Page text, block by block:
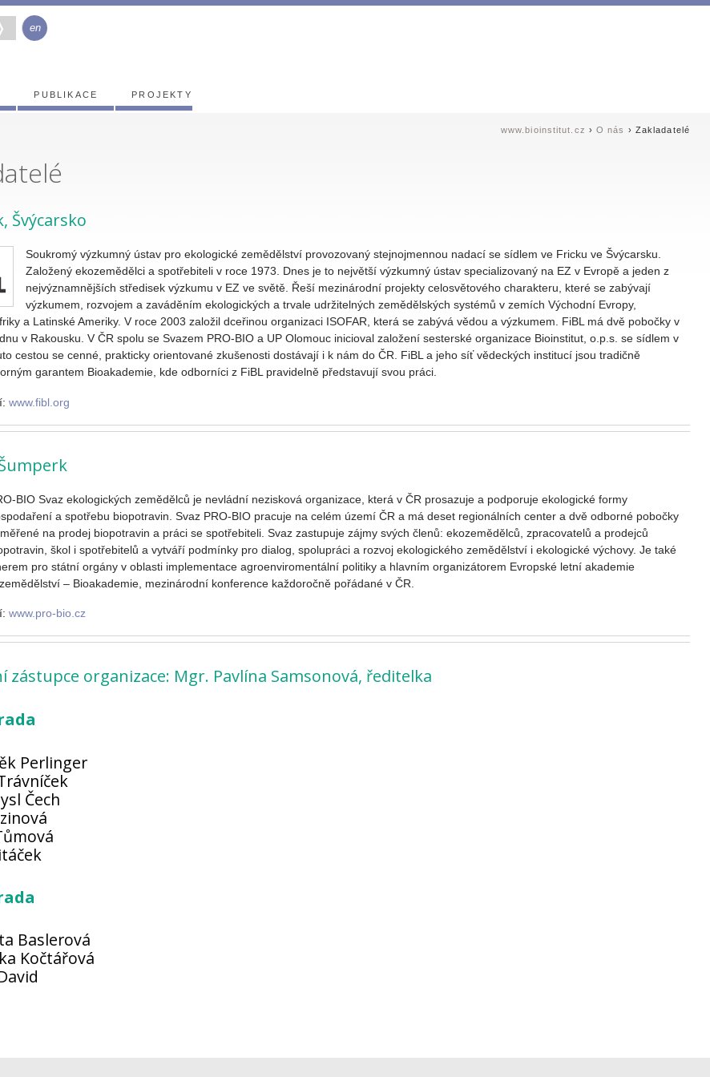
en
PUBLIKACE PROJEKTY
www.bioinstitut.cz ›O nás › Zakladatelé
Švýcarsko
Soukromý výzkumný ústav pro ekologické zemědělství provozovaný stejnojmennou nadací se sídlem ve Fricku ve Švýcarsku.
Založený ekozemědělci a spotřebiteli v roce 1973. Dnes je to největší výzkumný ústav specializovaný na EZ v Evropě a jeden z
nejvýznamnějších středisek výzkumu v EZ ve světě. Řeší mezinárodní projekty celosvětového charakteru, které se zabývají
výzkumem, rozvojem a zaváděním ekologických a trvale udržitelných zemědělských systémů v zemích Východní Evropy,
a Latinské Ameriky. V roce 2003 založil dceřinou organizaci ISOFAR, která se zabývá vědou a výzkumem. FiBL má dvě pobočky v
v Rakousku. V ČR spolu se Svazem PRO-BIO a UP Olomouc inicioval založení sesterské organizace Bioinstitut, o.p.s. se sídlem v
cestou se cenné, prakticky orientované zkušenosti dostávají i k nám do ČR. FiBL a jeho síť vědeckých institucí jsou tradičně
garantem Bioakademie, kde odborníci z FiBL pravidelně představují svou práci.
www.fibl.org
BIO Svaz ekologických zemědělců je nevládní nezisková organizace, která v ČR prosazuje a podporuje ekologické formy
a spotřebu biopotravin. Svaz PRO-BIO pracuje na celém území ČR a má deset regionálních center a dvě odborné pobočky
na prodej biopotravin a práci se spotřebiteli. Svaz zastupuje zájmy svých členů: ekozemědělců, zpracovatelů a prodejců
škol i spotřebitelů a vytváří podmínky pro dialog, spolupráci a rozvoj ekologického zemědělství i ekologické výchovy. Je také
pro státní orgány v oblasti implementace agroenviromentální politiky a hlavním organizátorem Evropské letní akademie
– Bioakademie, mezinárodní konference každoročně pořádané v ČR.
www.pro-bio.cz
zástupce organizace: Mgr. Pavlína Samsonová, ředitelka
Perlinger
Čech
Baslerová
Kočtářová